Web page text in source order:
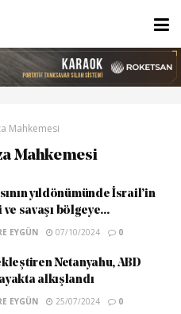
Mahkemesi
Mahkemesi
yıldönümünde İsrail’in
savaşı bölgeye...
EYGÜN 07/10/2024 0
Netanyahu, ABD
alkışlandı
EYGÜN 25/07/2024 0